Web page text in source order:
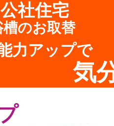
社住宅
のお取替
力アップで
気